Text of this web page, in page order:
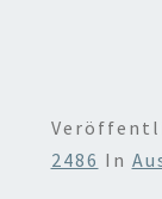
2486 In